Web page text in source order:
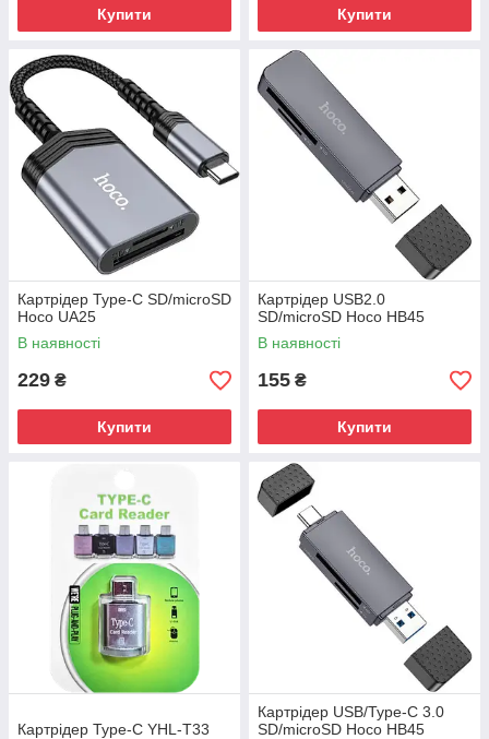
Купити Купити
Картрідер Type-C SD/microSD
Hoco UA25
В наявності
229 ₴
Купити
Картрідер USB2.0
SD/microSD Hoco HB45
В наявності
155 ₴
Купити
Картрідер Type-C YHL-T33
Картрідер USB/Type-C 3.0
SD/microSD Hoco HB45